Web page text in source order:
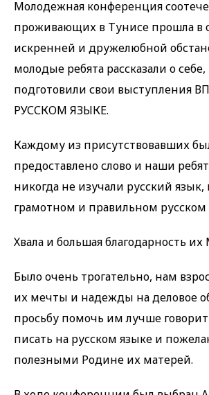
Молодежная конференция
проживающих в Тунисе прошла в
искренней и дружелюбной
молодые ребята рассказали о
подготовили свои выступления
РУССКОМ ЯЗЫКЕ.
Каждому из присутствовавших
предоставлено слово и наши
никогда не изучали русский язык,
грамотном и правильном русском
Хвала и большая благодарность
Было очень трогательно, нам
их мечты и надежды на деловое
просьбу помочь им лучше
писать на русском языке и
полезными Родине их матерей.